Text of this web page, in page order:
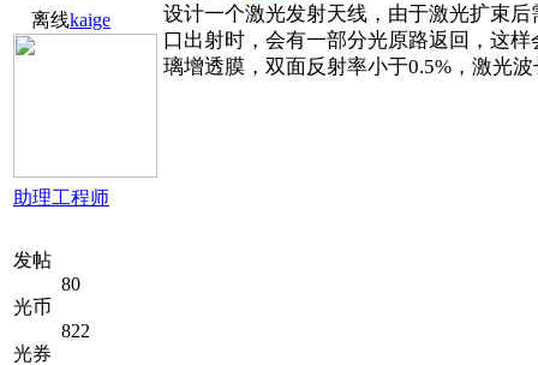
离线kaige
助理工程师
发帖
80
光币
822
光券
设计一个激光发射天线，由于激光扩束
口出射时，会有一部分光原路返回，这样
璃增透膜，双面反射率小于0.5%，激光波